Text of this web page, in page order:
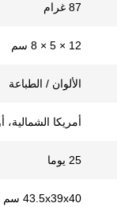
87 غرام
12 × 5 × 8 سم
الألوان / الطباعة
أمريكا الشمالية،
25 يوما
43.5x39x40 سم